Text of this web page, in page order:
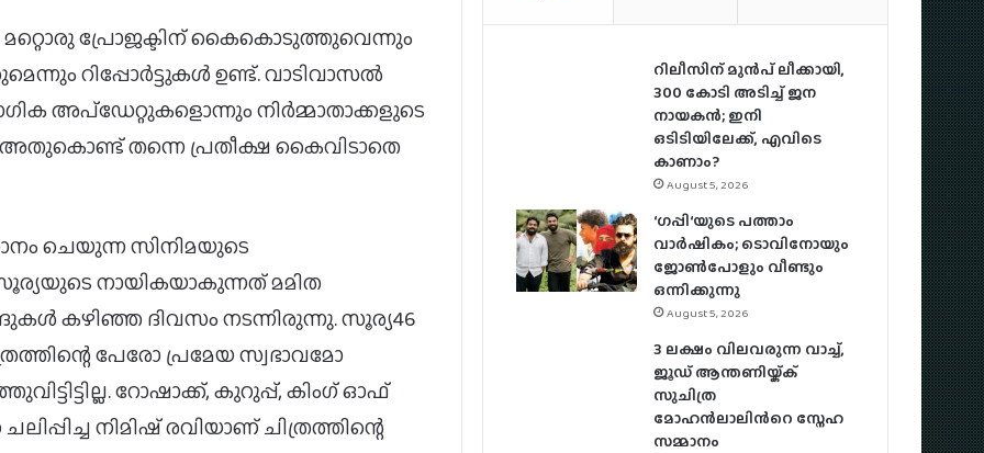
മറ്റൊരു പ്രോജക്ടിന് കൈകൊടുത്തുവെന്നും
റിപ്പോർട്ടുകൾ ഉണ്ട്. വാടിവാസൽ
അപ്‌ഡേറ്റുകളൊന്നും നിർമ്മാതാക്കളുടെ
അതുകൊണ്ട് തന്നെ പ്രതീക്ഷ കൈവിടാതെ
ചെയുന്ന സിനിമയുടെ
നായികയാകുന്നത് മമിത
കഴിഞ്ഞ ദിവസം നടന്നിരുന്നു. സൂര്യ46
പേരോ പ്രമേയ സ്വഭാവമോ
റോഷാക്ക്, കുറുപ്പ്, കിംഗ് ഓഫ്
നിമിഷ് രവിയാണ് ചിത്രത്തിന്റെ
റിലീസിന് മുൻപ് ലീക്കായി,
300 കോടി അടിച്ച് ജന
നായകൻ; ഇനി
ഒടിടിയിലേക്ക്, എവിടെ
കാണാം?
August 5, 2026
‘ഗപ്പി‘യുടെ പത്താം
വാർഷികം; ടൊവിനോയും
ജോൺപോളും വീണ്ടും
ഒന്നിക്കുന്നു
August 5, 2026
3 ലക്ഷം വിലവരുന്ന വാച്ച്,
ജൂഡ് ആന്തണിയ്ക്ക്
സുചിത്ര
മോഹൻലാലിൻറെ സ്നേഹ
സമ്മാനം